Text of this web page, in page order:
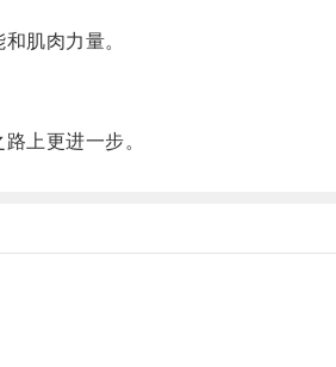
肌肉力量。
上更进一步。